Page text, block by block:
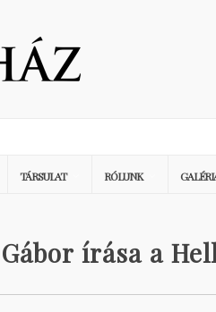
TÁRSULAT RÓLUNK
írása a